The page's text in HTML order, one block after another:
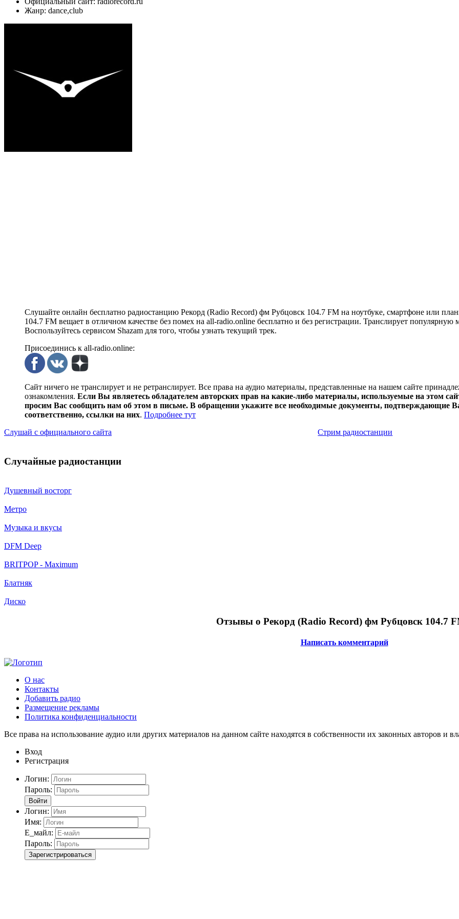
Жанр: dance,club
Слушайте онлайн бесплатно радиостанцию Рекорд (Radio Record) фм Рубцовск 104.7 FM на ноутбуке, смартфоне или
104.7 FM вещает в отличном качестве без помех на all-radio.online бесплатно и без регистрации. Транслирует
Воспользуйтесь сервисом Shazam для того, чтобы узнать текущий трек.
Присоединись к all-radio.online:
Сайт ничего не транслирует и не ретранслирует. Все права на аудио материалы, представленные на нашем сайте
ознакомления. Если Вы являетесь обладателем авторских прав на какие-либо материалы, используемые на этом
просим Вас сообщить нам об этом в письме. В обращении укажите все необходимые документы, подтверждающие
соответственно, ссылки на них. Подробнее тут
Слушай с официального сайта
Стрим радиостанции
Случайные радиостанции
Душевный восторг
Метро
Музыка и вкусы
DFM Deep
BRITPOP - Maximum
Блатняк
Диско
Отзывы о Рекорд (Radio Record) фм Рубцовск 104.7
Написать комментарий
О нас
Контакты
Добавить радио
Размещение рекламы
Политика конфиденциальности
Все права на использование аудио или других материалов на данном сайте находятся в собственности их законных авторов и
Вход
Регистрация
Логин:
Пароль:
Войти
Логин:
Имя:
Е_майл:
Пароль:
Зарегистрироваться